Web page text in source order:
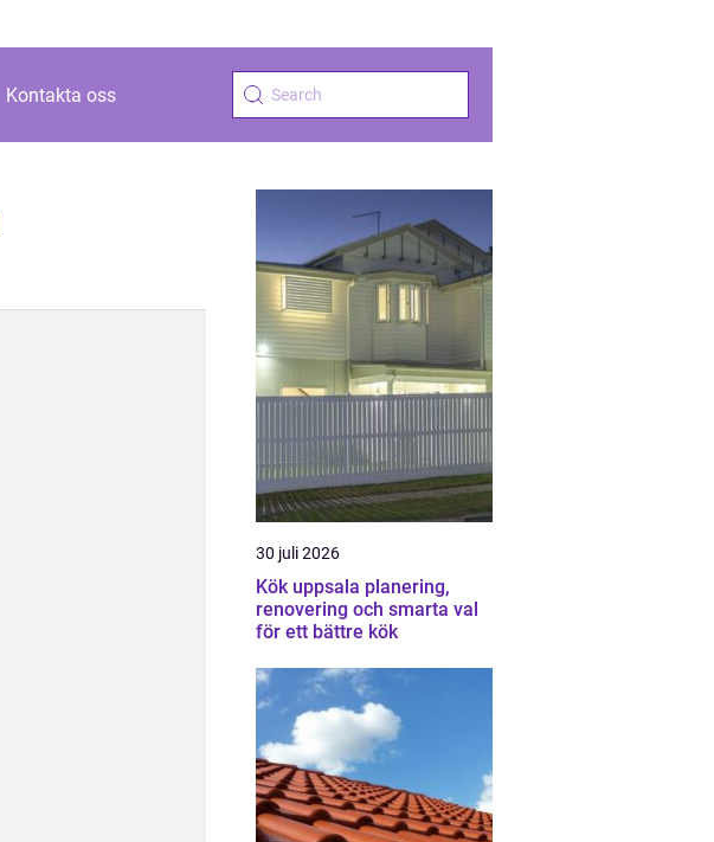
Kontakta oss
30 juli 2026
Kök uppsala planering,
renovering och smarta val
för ett bättre kök